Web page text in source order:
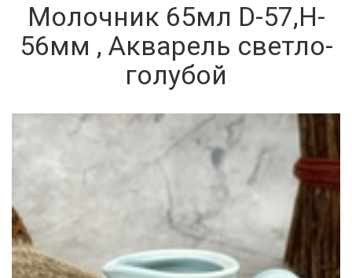
Молочник 65мл D-57,H-
56мм , Акварель светло-
голубой